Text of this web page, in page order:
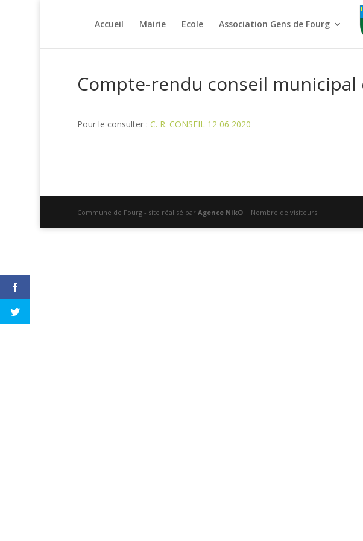
Accueil Mairie Ecole Association Gens de Fourg
Compte-rendu conseil municipal
Pour le consulter : C. R. CONSEIL 12 06 2020
Commune de Fourg - site réalisé par Agence NikO| Nombre de visiteurs